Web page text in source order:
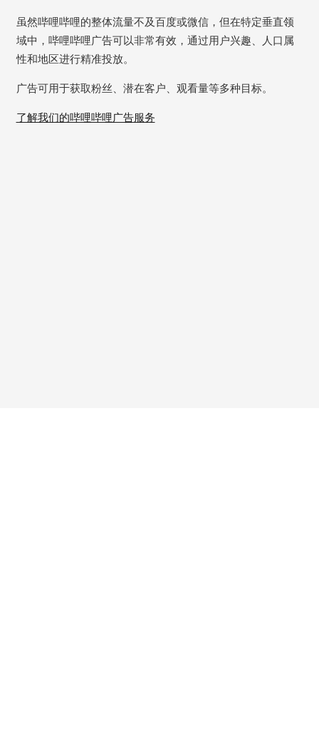
虽然哔哩哔哩的整体流量不及百度或微信，但在特定垂直领
域中，哔哩哔哩广告可以非常有效，通过用户兴趣、人口属
性和地区进行精准投放。
广告可用于获取粉丝、潜在客户、观看量等多种目标。
了解我们的哔哩哔哩广告服务